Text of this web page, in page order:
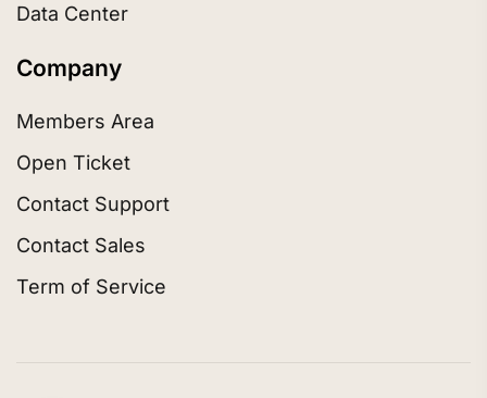
Data Center
Company
Members Area
Open Ticket
Contact Support
Contact Sales
Term of Service